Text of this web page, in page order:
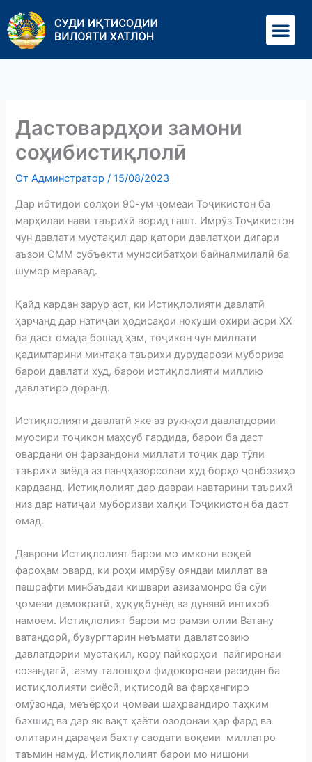
содержимому
Дастовардҳои замони
соҳибистиқлолӣ
ОтАдминстратор/15/08/2023
Дар ибтидои солҳои 90-ум ҷомеаи Тоҷикистон ба
марҳилаи нави таърихӣ ворид гашт. Имрӯз Тоҷикистон
чун давлати мустақил дар қатори давлатҳои дигари
аъзои СММ субъекти муносибатҳои байналмилалӣ ба
шумор меравад.
Қайд кардан зарур аст, ки Истиқлолияти давлатӣ
ҳарчанд дар натиҷаи ҳодисаҳои нохуши охири асри ХХ
ба даст омада бошад ҳам, тоҷикон чун миллати
қадимтарини минтақа таърихи дурударози мубориза
барои давлати худ, барои истиқлолияти миллию
давлатиро доранд.
Истиқлолияти давлатӣ яке аз рукнҳои давлатдории
муосири тоҷикон маҳсуб гардида, барои ба даст
овардани он фарзандони миллати тоҷик дар тӯли
таърихи зиёда аз панҷҳазорсолаи худ борҳо ҷонбозиҳо
кардаанд. Истиқлолият дар давраи навтарини таърихӣ
низ дар натиҷаи муборизаи халқи Тоҷикистон ба даст
омад.
Даврони Истиқлолият барои мо имкони воқеӣ
фароҳам овард, ки роҳи имрӯзу ояндаи миллат ва
пешрафти минбаъдаи кишвари азизамонро ба сӯи
ҷомеаи демократӣ, ҳуқуқбунёд ва дунявӣ интихоб
намоем. Истиқлолият барои мо рамзи олии Ватану
ватандорӣ, бузургтарин неъмати давлатсозию
давлатдории мустақил, кору пайкорҳои пайгиронаи
созандагӣ, азму талошҳои фидокоронаи расидан ба
истиқлолияти сиёсӣ, иқтисодӣ ва фарҳангиро
омӯзонда, меъёрҳои ҷомеаи шаҳрвандиро таҳким
бахшид ва дар як вақт ҳаёти озодонаи ҳар фард ва
олитарин дараҷаи бахту саодати воқеии миллатро
таъмин намуд. Истиқлолият барои мо нишони